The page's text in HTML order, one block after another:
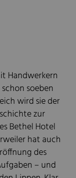
Handwerkern
soeben
wird sie der
zur
Bethel Hotel
hat auch
des
– und